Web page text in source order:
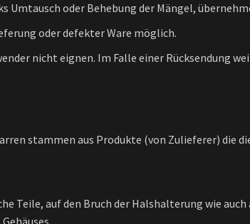
Umtausch oder Behebung der Mängel,
oder defekter Ware möglich.
nicht eignen. Im Falle einer Rücksendung
stammen aus Produkte (von Zulieferer) die
Teile, auf den Bruch der Halshalterung wie